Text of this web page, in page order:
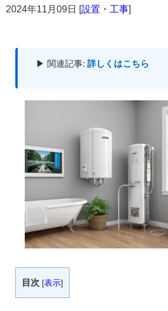
2024年11月09日 設置・工事
▶ 関連記事: 詳しくはこちら
目次 [表示]